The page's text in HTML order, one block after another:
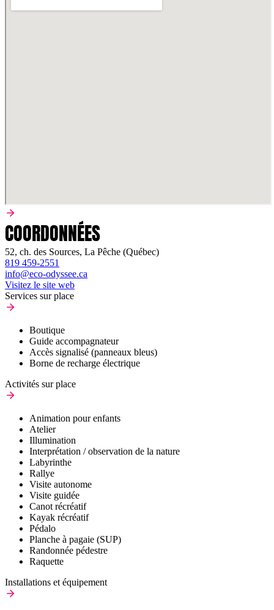
COORDONNÉES
52, ch. des Sources, La Pêche (Québec)
819 459-2551
info@eco-odyssee.ca
Visitez le site web
Services sur place
Boutique
Guide accompagnateur
Accès signalisé (panneaux bleus)
Borne de recharge électrique
Activités sur place
Animation pour enfants
Atelier
Illumination
Interprétation / observation de la nature
Labyrinthe
Rallye
Visite autonome
Visite guidée
Canot récréatif
Kayak récréatif
Pédalo
Planche à pagaie (SUP)
Randonnée pédestre
Raquette
Installations et équipement